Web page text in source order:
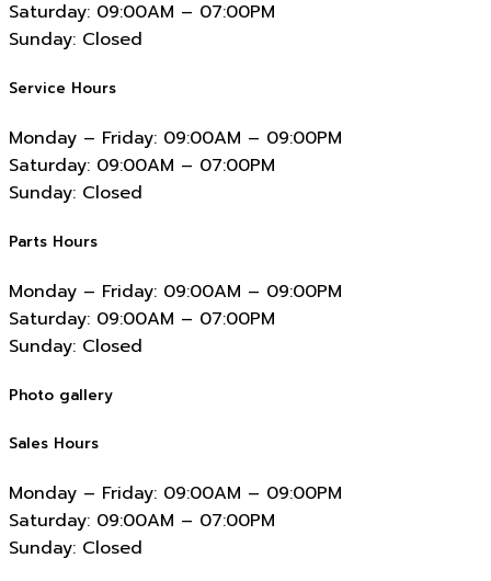
Saturday: 09:00AM – 07:00PM
Sunday: Closed
Service Hours
Monday – Friday: 09:00AM – 09:00PM
Saturday: 09:00AM – 07:00PM
Sunday: Closed
Parts Hours
Monday – Friday: 09:00AM – 09:00PM
Saturday: 09:00AM – 07:00PM
Sunday: Closed
Photo gallery
Sales Hours
Monday – Friday: 09:00AM – 09:00PM
Saturday: 09:00AM – 07:00PM
Sunday: Closed